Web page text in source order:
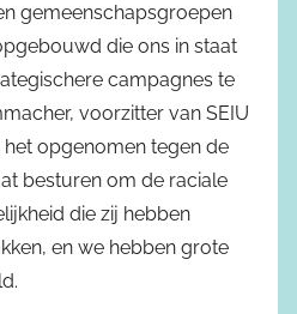
gemeenschapsgroepen
die ons in staat
campagnes te
voorzitter van SEIU
het opgenomen tegen de
besturen om de raciale
die zij hebben
en we hebben grote